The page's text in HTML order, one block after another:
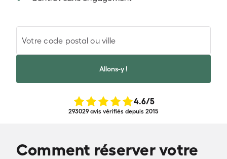
Votre code postal ou ville
Allons-y !
4.6/5
293029 avis vérifiés depuis 2015
Comment réserver votre